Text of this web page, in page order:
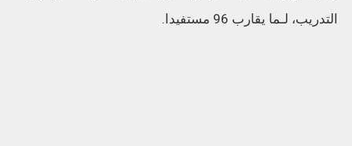
التدريب، لـما يقارب 96 مستفيدا.